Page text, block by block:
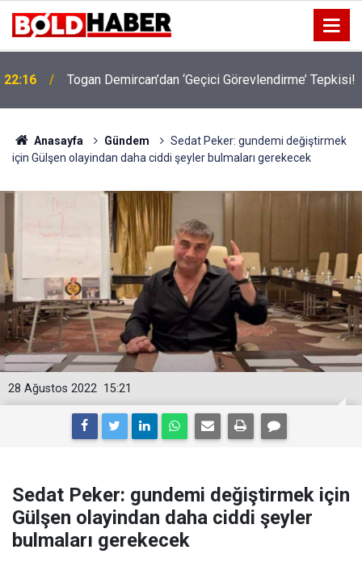
Togan Demircan’dan ‘Geçici Görevlendirme’ Tepkisi!
19:32 Sıcak Havalarda Ödem Şikayetini Hafife Almayın!
Anasayfa Gündem
Sedat Peker: gundemi değiştirmek
için Gülşen olayindan daha ciddi şeyler bulmaları gerekecek
15:21
28 Ağustos 2022
Sedat Peker: gundemi değiştirmek için
Gülşen olayindan daha ciddi şeyler
bulmaları gerekecek